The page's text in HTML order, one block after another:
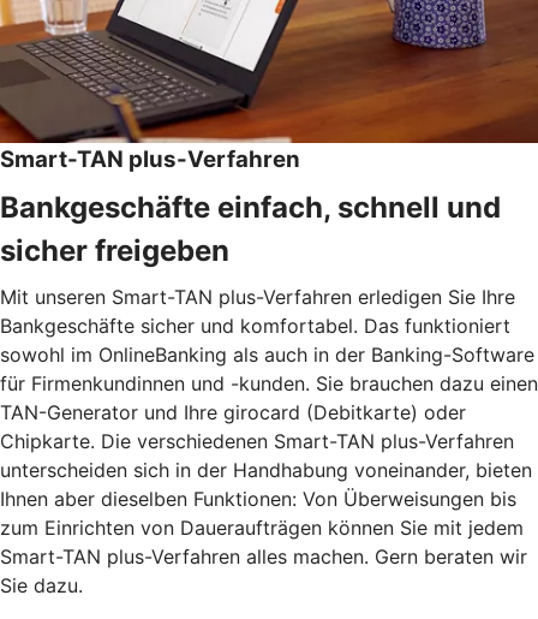
Smart-TAN plus-Verfahren
Bankgeschäfte einfach, schnell und
sicher freigeben
Mit unseren Smart-TAN plus-Verfahren erledigen Sie Ihre
Bankgeschäfte sicher und komfortabel. Das funktioniert
sowohl im OnlineBanking als auch in der Banking-Software
für Firmenkundinnen und -kunden. Sie brauchen dazu einen
TAN-Generator und Ihre girocard (Debitkarte) oder
Chipkarte. Die verschiedenen Smart-TAN plus-Verfahren
unterscheiden sich in der Handhabung voneinander, bieten
Ihnen aber dieselben Funktionen: Von Überweisungen bis
zum Einrichten von Daueraufträgen können Sie mit jedem
Smart-TAN plus-Verfahren alles machen. Gern beraten wir
Sie dazu.